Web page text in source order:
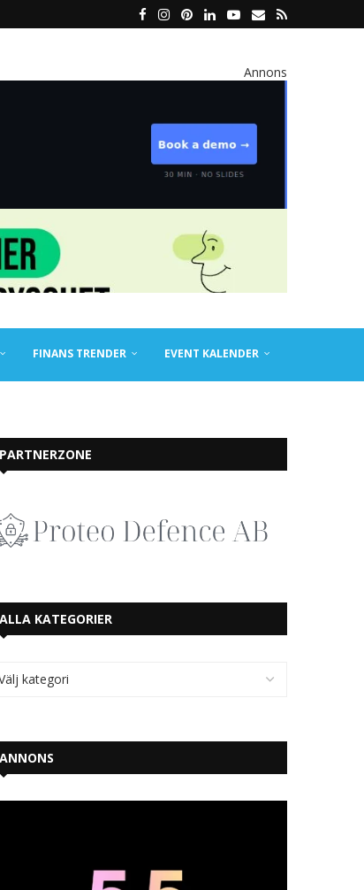
Annons
FINANS TRENDER EVENT KALENDER
PARTNERZONE
ALLA KATEGORIER
ANNONS